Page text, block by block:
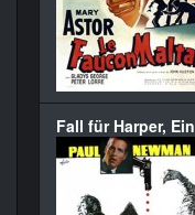
Fall für Harper, Ein